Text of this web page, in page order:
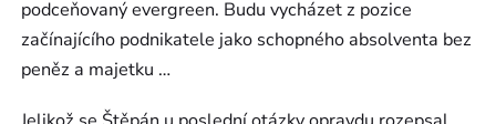
podceňovaný evergreen. Budu vycházet z pozice
začínajícího podnikatele jako schopného absolventa bez
peněz a majetku …